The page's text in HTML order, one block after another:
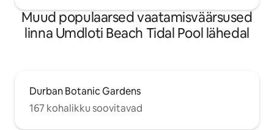
Muud populaarsed vaatamisväärsused
linna Umdloti Beach Tidal Pool lähedal
Durban Botanic Gardens
167 kohalikku soovitavad